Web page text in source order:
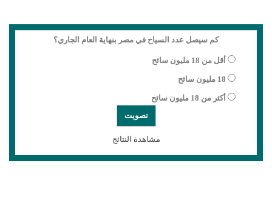
كم سيصل عدد السياح في مصر بنهاية العام الجاري؟
أقل من 18 مليون سائح
18 مليون سائح
أكثر من 18 مليون سائح
مشاهدة النتائج